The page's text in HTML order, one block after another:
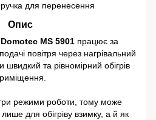
для перенесення
Опис
MS 5901працює за
повітря через нагрівальний
та рівномірний обігрів
режими роботи, тому може
для обігріву взимку, а й як